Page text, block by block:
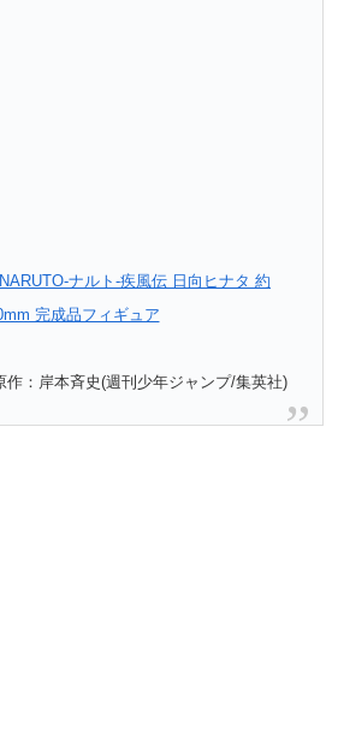
ナルト‐疾風伝 日向ヒナタ 約
完成品フィギュア
：岸本斉史(週刊少年ジャンプ/集英社)